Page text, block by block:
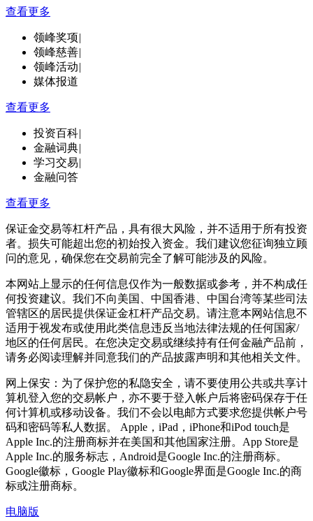
查看更多
领峰奖项|
领峰慈善|
领峰活动|
媒体报道
查看更多
投资百科|
金融词典|
学习交易|
金融问答
查看更多
保证金交易等杠杆产品，具有很大风险，并不适用于所有投资
者。损失可能超出您的初始投入资金。我们建议您征询独立顾
问的意见，确保您在交易前完全了解可能涉及的风险。
本网站上显示的任何信息仅作为一般数据或参考，并不构成任
何投资建议。我们不向美国、中国香港、中国台湾等某些司法
管辖区的居民提供保证金杠杆产品交易。请注意本网站信息不
适用于视发布或使用此类信息违反当地法律法规的任何国家/
地区的任何居民。在您决定交易或继续持有任何金融产品前，
请务必阅读理解并同意我们的产品披露声明和其他相关文件。
网上保安：为了保护您的私隐安全，请不要使用公共或共享计
算机登入您的交易帐户，亦不要于登入帐户后将密码保存于任
何计算机或移动设备。我们不会以电邮方式要求您提供帐户号
码和密码等私人数据。 Apple，iPad，iPhone和iPod touch是
Apple Inc.的注册商标并在美国和其他国家注册。App Store是
Apple Inc.的服务标志，Android是Google Inc.的注册商标。
Google徽标，Google Play徽标和Google界面是Google Inc.的商
标或注册商标。
电脑版